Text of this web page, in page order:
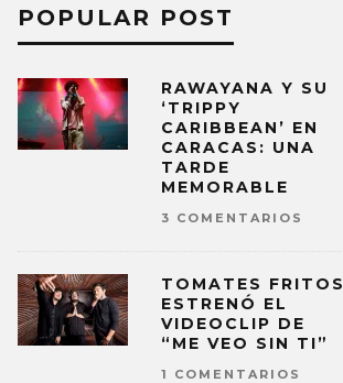
POPULAR POST
RAWAYANA Y SU
‘TRIPPY
CARIBBEAN’ EN
CARACAS: UNA
TARDE
MEMORABLE
3 COMENTARIOS
TOMATES FRITOS
ESTRENÓ EL
VIDEOCLIP DE
“ME VEO SIN TI”
1 COMENTARIOS